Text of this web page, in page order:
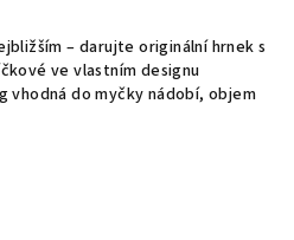
– darujte originální hrnek s
ve vlastním designu
vhodná do myčky nádobí, objem